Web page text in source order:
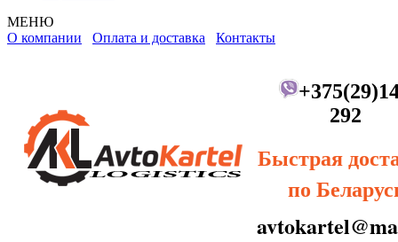
МЕНЮ
О компании Оплата и доставка Контакты
292
Быстрая
по